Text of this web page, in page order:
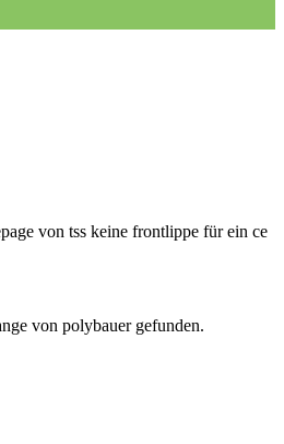
von tss keine frontlippe für ein ce
von polybauer gefunden.